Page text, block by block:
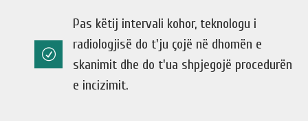
Pas këtij intervali kohor, teknologu i
radiologjisë do t'ju çojë në dhomën e
skanimit dhe do t'ua shpjegojë procedurën
e incizimit.